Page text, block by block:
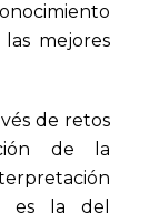
mejores
de retos
de la
es la del